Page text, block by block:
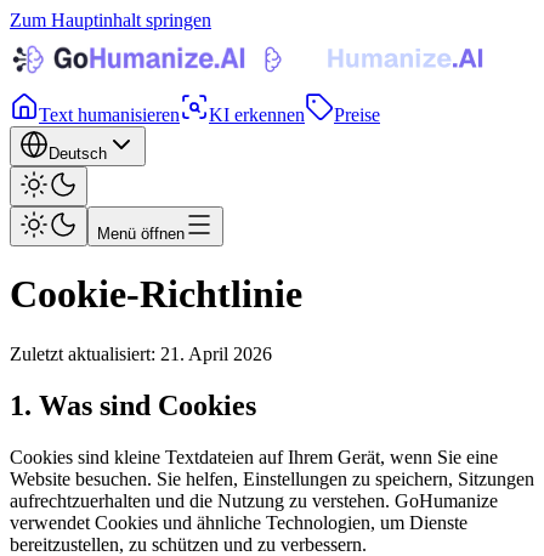
Zum Hauptinhalt springen
Text humanisieren KI erkennen Preise
Deutsch
Menü öffnen
Cookie-Richtlinie
Zuletzt aktualisiert: 21. April 2026
1. Was sind Cookies
Cookies sind kleine Textdateien auf Ihrem Gerät, wenn Sie eine
Website besuchen. Sie helfen, Einstellungen zu speichern, Sitzungen
aufrechtzuerhalten und die Nutzung zu verstehen. GoHumanize
verwendet Cookies und ähnliche Technologien, um Dienste
bereitzustellen, zu schützen und zu verbessern.